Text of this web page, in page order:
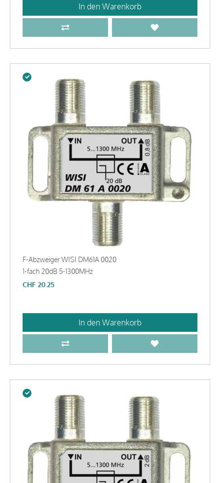
In den Warenkorb
F-Abzweiger WISI DM61A 0020
1-fach 20dB 5-1300MHz
CHF 20.25
In den Warenkorb